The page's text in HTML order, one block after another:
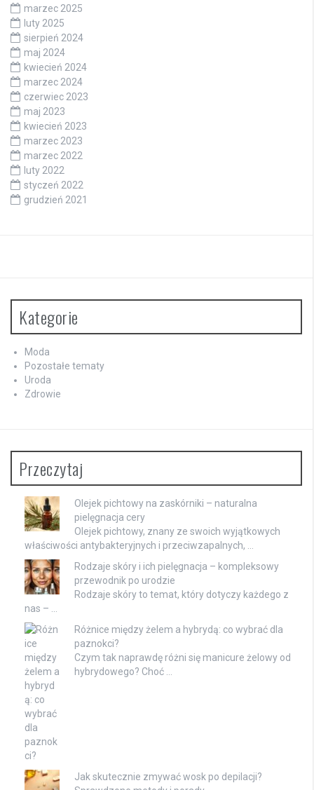
marzec 2025
luty 2025
sierpień 2024
maj 2024
kwiecień 2024
marzec 2024
czerwiec 2023
maj 2023
kwiecień 2023
marzec 2023
marzec 2022
luty 2022
styczeń 2022
grudzień 2021
Kategorie
Moda
Pozostałe tematy
Uroda
Zdrowie
Przeczytaj
Olejek pichtowy na zaskórniki – naturalna
pielęgnacja cery
Olejek pichtowy, znany ze swoich wyjątkowych
właściwości antybakteryjnych i przeciwzapalnych, …
Rodzaje skóry i ich pielęgnacja – kompleksowy
przewodnik po urodzie
Rodzaje skóry to temat, który dotyczy każdego z
nas – …
Różnice między żelem a hybrydą: co wybrać dla
paznokci?
Czym tak naprawdę różni się manicure żelowy od
hybrydowego? Choć …
Jak skutecznie zmywać wosk po depilacji?